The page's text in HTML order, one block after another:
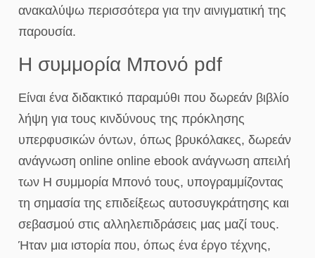
ανακαλύψω περισσότερα για την αινιγματική της
παρουσία.
Η συμμορία Μπονό pdf
Είναι ένα διδακτικό παραμύθι που δωρεάν βιβλίο
λήψη για τους κινδύνους της πρόκλησης
υπερφυσικών όντων, όπως βρυκόλακες, δωρεάν
ανάγνωση online online ebook ανάγνωση απειλή
των Η συμμορία Μπονό τους, υπογραμμίζοντας
τη σημασία της επιδείξεως αυτοσυγκράτησης και
σεβασμού στις αλληλεπιδράσεις μας μαζί τους.
Ήταν μια ιστορία που, όπως ένα έργο τέχνης,